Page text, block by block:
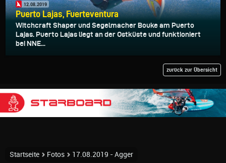
12.08.2019
Puerto Lajas, Fuerteventura
Witchcraft Shaper und Segelmacher Bouke am Puerto
Lajas. Puerto Lajas liegt an der Ostküste und funktioniert
bei NNE...
zurück zur Übersicht
Startseite Fotos 17.08.2019 - Agger